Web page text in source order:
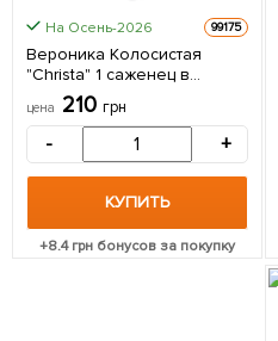
На Осень-2026 99175
Вероника Колосистая
"Christa" 1 саженец в
упаковке
цена 210 грн
- +
КУПИТЬ
+8.4грн бонусов за покупку